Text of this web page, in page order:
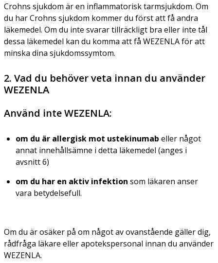
Crohns sjukdom är en inflammatorisk tarmsjukdom. Om
du har Crohns sjukdom kommer du först att få andra
läkemedel. Om du inte svarar tillräckligt bra eller inte tål
dessa läkemedel kan du komma att få WEZENLA för att
minska dina sjukdomssymtom.
2. Vad du behöver veta innan du använder
WEZENLA
Använd inte WEZENLA:
om du är allergisk mot ustekinumab eller något
annat innehållsämne i detta läkemedel (anges i
avsnitt 6)
om du har en aktiv infektion som läkaren anser
vara betydelsefull.
Om du är osäker på om något av ovanstående gäller dig,
rådfråga läkare eller apotekspersonal innan du använder
WEZENLA.